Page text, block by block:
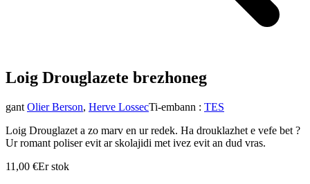
Loig Drouglazete brezhoneg
gant Olier Berson, Herve LossecTi-embann : TES
Loig Drouglazet a zo marv en ur redek. Ha drouklazhet e vefe bet ?
Ur romant poliser evit ar skolajidi met ivez evit an dud vras.
11,00 €Er stok